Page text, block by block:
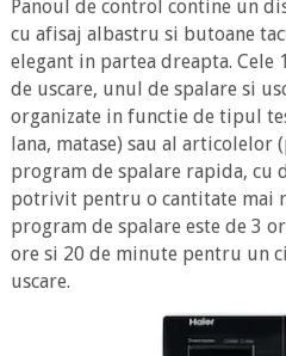
Panoul de control contine un
cu afisaj albastru si butoane
elegant in partea dreapta.
de uscare, unul de spalare si
organizate in functie de tipul
lana, matase) sau al articolelor
program de spalare rapida, cu
potrivit pentru o cantitate mai
program de spalare este de 3
ore si 20 de minute pentru un
uscare.